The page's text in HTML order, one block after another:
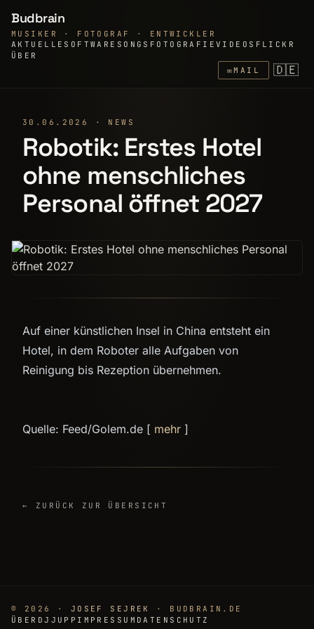
Budbrain
MUSIKER · FOTOGRAF · ENTWICKLER
AKTUELLE SOFTWARE SONGS FOTOGRAFIEVIDEOS FLICKR
ÜBER
✉MAIL 🇩🇪
30.06.2026 · NEWS
Robotik: Erstes Hotel
ohne menschliches
Personal öffnet 2027
Auf einer künstlichen Insel in China entsteht ein
Hotel, in dem Roboter alle Aufgaben von
Reinigung bis Rezeption übernehmen.
Quelle: Feed/Golem.de [ mehr ]
← ZURÜCK ZUR ÜBERSICHT
© 2026 · JOSEF SEJREK
· BUDBRAIN.DE
ÜBER DJJUPP IMPRESSUM DATENSCHUTZ